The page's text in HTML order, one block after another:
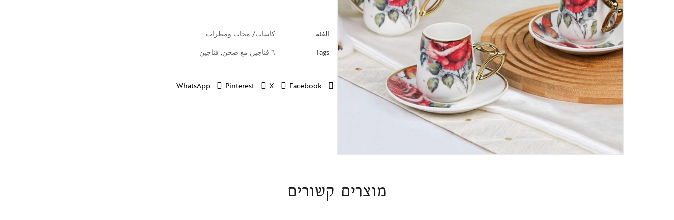
الفئة
كاسات/ مجات ومطرات
Tags
٦ فناجين مع صحن , فناجين
Facebook
X
Pinterest
WhatsApp
מוצרים קשורים